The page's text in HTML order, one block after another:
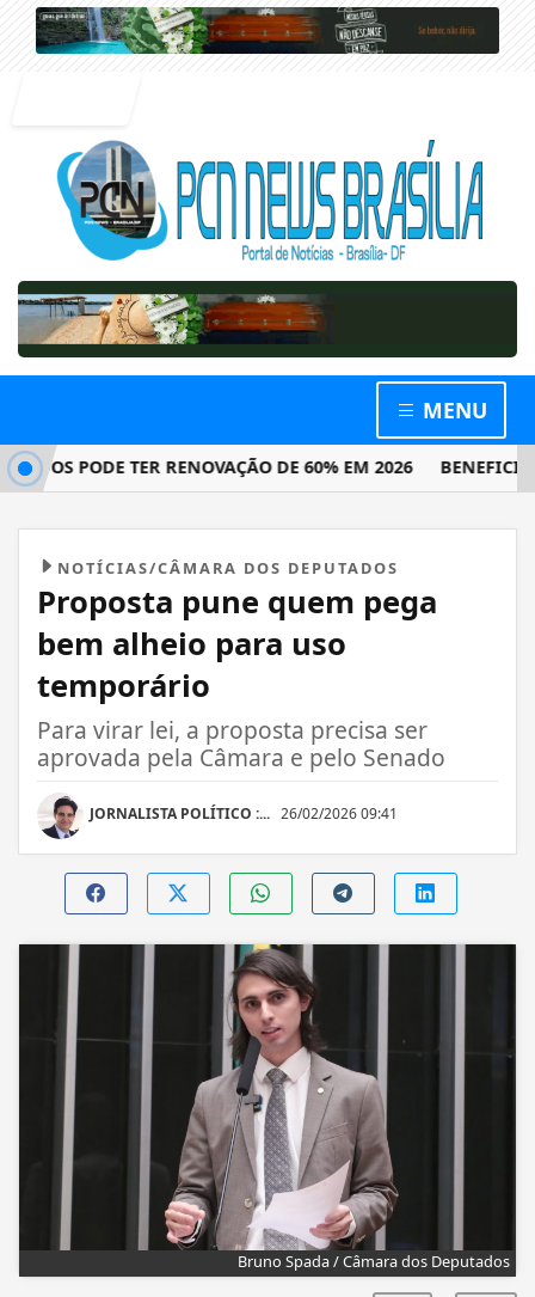
MENU
PODE TER RENOVAÇÃO DE 60% EM 2026
NOTÍCIAS/CÂMARA DOS DEPUTADOS
Proposta pune quem pega
bem alheio para uso
temporário
Para virar lei, a proposta precisa ser
aprovada pela Câmara e pelo Senado
JORNALISTA POLÍTICO :... 26/02/2026 09:41
Bruno Spada / Câmara dos Deputados